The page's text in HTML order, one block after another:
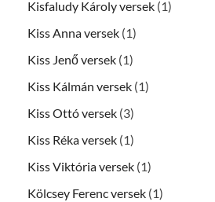
Kisfaludy Károly versek (1)
Kiss Anna versek (1)
Kiss Jenő versek (1)
Kiss Kálmán versek (1)
Kiss Ottó versek (3)
Kiss Réka versek (1)
Kiss Viktória versek (1)
Kölcsey Ferenc versek (1)